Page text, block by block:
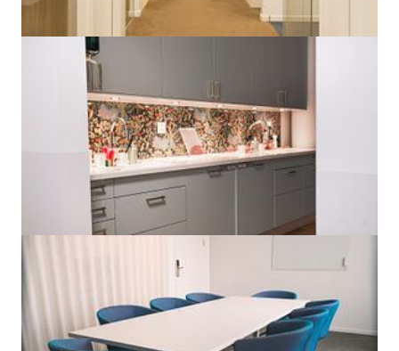
Visa ytterligare 1 kontorsalternativ
Öppna arbetsplatser
Öppna arbetsplatser som erbjuds på United Spaces
24. Samtliga öppna arbetsplatser säljs per månad. Hyrs antingen
självständigt eller i kombination med kontorsrum som
vid behov av mer kapacitet.
Kostnad 4 695kr/person/mån
Önska visning